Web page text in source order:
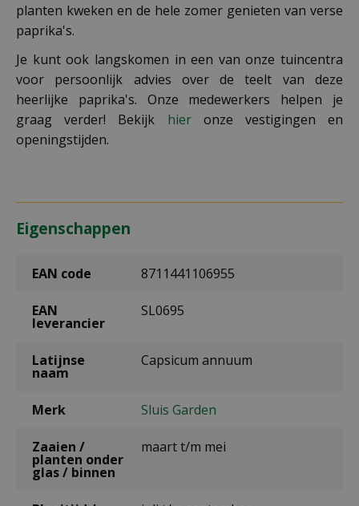
planten kweken en de hele zomer genieten van verse
paprika's.
Je kunt ook langskomen in een van onze tuincentra
voor persoonlijk advies over de teelt van deze
heerlijke paprika's. Onze medewerkers helpen je
graag verder! Bekijk hieronze vestigingen en
openingstijden.
Eigenschappen
EAN code 8711441106955
EAN
leverancier
SL0695
Latijnse
naam
Capsicum annuum
Merk Sluis Garden
Zaaien /
planten onder
glas / binnen
maart t/m mei